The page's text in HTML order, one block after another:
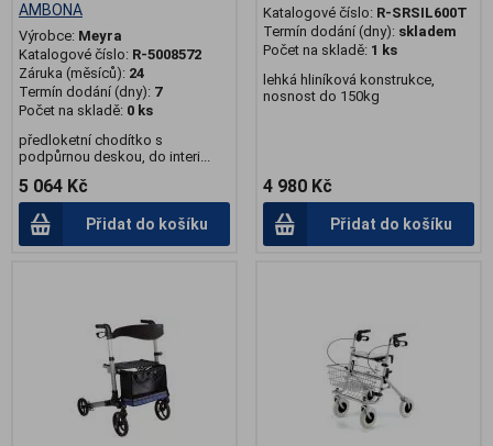
AMBONA
Výrobce: Meyra
Katalogové číslo: R-5008572
Záruka (měsíců): 24
Termín dodání (dny): 7
Počet na skladě: 0 ks
předloketní chodítko s
podpůrnou deskou, do interi...
5 064 Kč
Přidat do košíku
Katalogové číslo: R-SRSIL600T
Termín dodání (dny): skladem
Počet na skladě: 1 ks
lehká hliníková konstrukce,
nosnost do 150kg
4 980 Kč
Přidat do košíku